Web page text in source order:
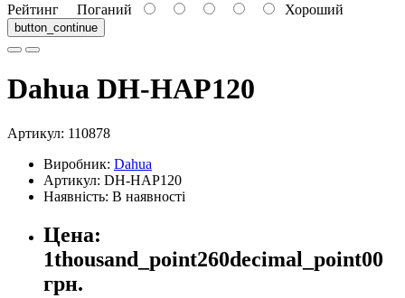
Рейтинг Поганий Хороший
button_continue
Dahua DH-HAP120
Артикул: 110878
Виробник: Dahua
Артикул: DH-HAP120
Наявність: В наявності
Цена:
1thousand_point260decimal_point00
грн.